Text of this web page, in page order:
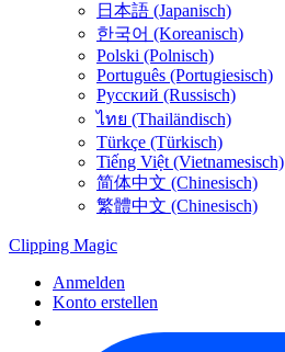
日本語 (Japanisch)
한국어 (Koreanisch)
Polski (Polnisch)
Português (Portugiesisch)
Русский (Russisch)
ไทย (Thailändisch)
Türkçe (Türkisch)
Tiếng Việt (Vietnamesisch)
简体中文 (Chinesisch)
繁體中文 (Chinesisch)
Clipping Magic
Anmelden
Konto erstellen